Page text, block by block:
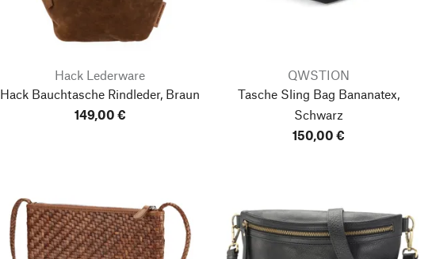
Hack Lederware
Hack Bauchtasche Rindleder, Braun
149,00 €
QWSTION
Tasche Sling Bag Bananatex,
Schwarz
150,00 €